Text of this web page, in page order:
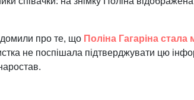
про те, що Поліна Гагаріна
не поспішала підтверджувати цю